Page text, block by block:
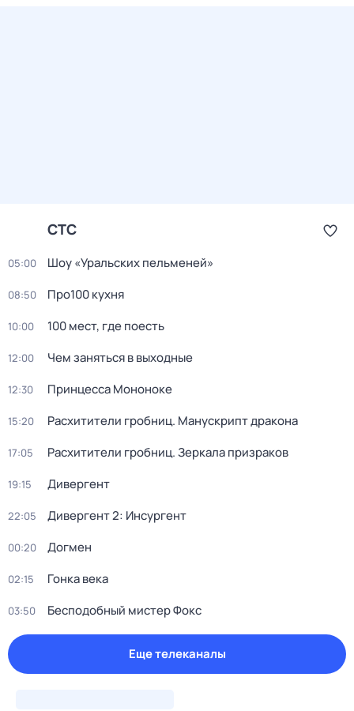
СТС
05:00 Шоу «Уральских пельменей»
08:50 Про100 кухня
10:00 100 мест, где поесть
12:00 Чем заняться в выходные
12:30 Принцeссa Мононоке
15:20 Расхитители гробниц. Манускрипт дракона
17:05 Расхитители гробниц. Зеркала призраков
19:15 Дивергент
22:05 Дивергент 2: Инсургент
00:20 Догмен
02:15 Гонка века
03:50 Бесподобный мистер Фокс
Еще телеканалы